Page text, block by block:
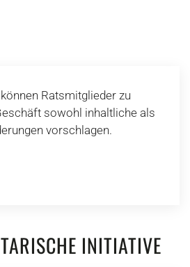
Ratsmitglieder zu
sowohl inhaltliche als
vorschlagen.
INITIATIVE